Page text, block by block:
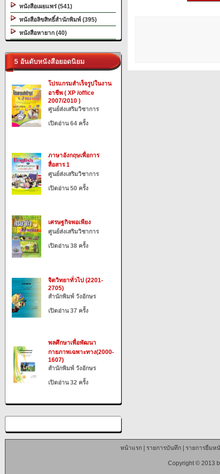
หนังสือเผยแพร่ (541)
หนังสือลิขสิทธิ์สำนักพิมพ์ (395)
หนังสือหายาก (40)
5 อันดับหนังสือยอดนิยม
โปรแกรมสำเร็จรูปในงาน
อาชีพ ( XP /office
2007/2010 )
ศูนย์ส่งเสริมวิชาการ
เปิดอ่าน 64 ครั้ง
ภาษาอังกฤษเพื่อการ
สื่อสาร 1
ศูนย์ส่งเสริมวิชาการ
เปิดอ่าน 50 ครั้ง
เศรษฐกิจพอเพียง
ศูนย์ส่งเสริมวิชาการ
เปิดอ่าน 38 ครั้ง
จิตวิทยาทั่วไป (2201-
2705)
สำนักพิมพ์ วังอักษร
เปิดอ่าน 37 ครั้ง
พลศึกษาเพื่อพัฒนา
กายภาพเฉพาะทาง(2000-
1607)
สำนักพิมพ์ วังอักษร
เปิดอ่าน 32 ครั้ง
หน้าแรก| รายการบันทึก| รายการยืมห
Copyright © 2013